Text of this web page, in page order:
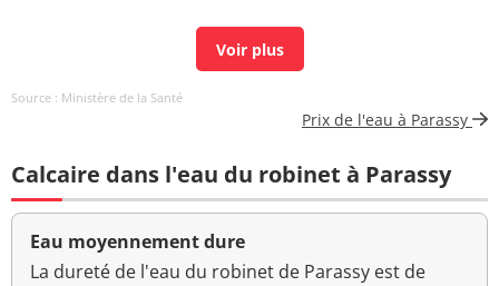
N.M. mg/L
Carbone organique
<=2 mg(C)/L
Coloration <5 mg(Pt)/L <=15 mg(Pt)/L
Couleur (qualitatif)
changement
anormal
Source : Ministère de la Santé
Prix de l'eau à Parassy
Calcaire dans l'eau du robinet à Parassy
Eau moyennement dure
La dureté de l'eau du robinet de Parassy est de